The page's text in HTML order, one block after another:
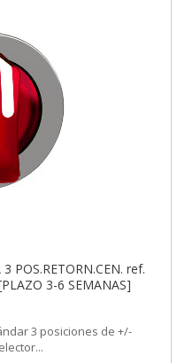
POS.RETORN.CEN. ref.
3-6 SEMANAS]
3 posiciones de +/-